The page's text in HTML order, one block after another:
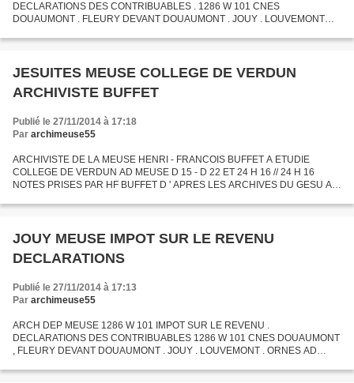
DECLARATIONS DES CONTRIBUABLES . 1286 W 101 CNES
DOUAUMONT . FLEURY DEVANT DOUAUMONT . JOUY . LOUVEMONT
JESUITES MEUSE COLLEGE DE VERDUN
ARCHIVISTE BUFFET
Publié le 27/11/2014 à 17:18
Par archimeuse55
ARCHIVISTE DE LA MEUSE HENRI - FRANCOIS BUFFET A ETUDIE
COLLEGE DE VERDUN AD MEUSE D 15 - D 22 ET 24 H 16 // 24 H 16
NOTES PRISES PAR HF BUFFET D ' APRES LES ARCHIVES DU GESU A
)
JOUY MEUSE IMPOT SUR LE REVENU
DECLARATIONS
Publié le 27/11/2014 à 17:13
Par archimeuse55
ARCH DEP MEUSE 1286 W 101 IMPOT SUR LE REVENU .
DECLARATIONS DES CONTRIBUABLES 1286 W 101 CNES DOUAUMONT
, FLEURY DEVANT DOUAUMONT . JOUY . LOUVEMONT . ORNES AD